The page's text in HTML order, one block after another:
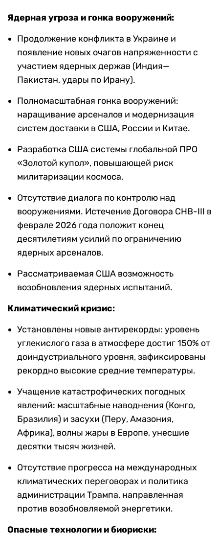
Ядерная угроза и гонка вооружений:
Продолжение конфликта в Украине и
появление новых очагов напряженности с
участием ядерных держав (Индия—
Пакистан, удары по Ирану).
Полномасштабная гонка вооружений:
наращивание арсеналов и модернизация
систем доставки в США, России и Китае.
Разработка США системы глобальной ПРО
«Золотой купол», повышающей риск
милитаризации космоса.
Отсутствие диалога по контролю над
вооружениями. Истечение Договора СНВ-III в
феврале 2026 года положит конец
десятилетиям усилий по ограничению
ядерных арсеналов.
Рассматриваемая США возможность
возобновления ядерных испытаний.
Климатический кризис:
Установлены новые антирекорды: уровень
углекислого газа в атмосфере достиг 150% от
доиндустриального уровня, зафиксированы
рекордно высокие средние температуры.
Учащение катастрофических погодных
явлений: масштабные наводнения (Конго,
Бразилия) и засухи (Перу, Амазония,
Африка), волны жары в Европе, унесшие
десятки тысяч жизней.
Отсутствие прогресса на международных
климатических переговорах и политика
администрации Трампа, направленная
против возобновляемой энергетики.
Опасные технологии и биориски: